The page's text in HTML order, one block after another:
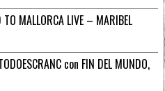
MALLORCA LIVE – MARIBEL
con FIN DEL MUNDO,